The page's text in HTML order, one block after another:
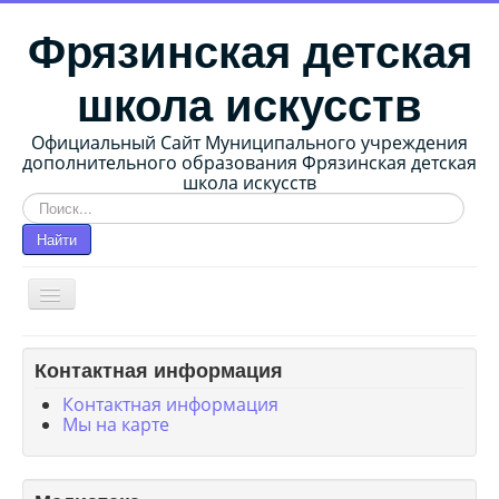
Фрязинская детская
школа искусств
Официальный Сайт Муниципального учреждения
дополнительного образования Фрязинская детская
школа искусств
Искать...
Найти
Главная страница
Сведения об образовательной организации
Методические работы
Контактная информация
Контактная информация
Мы на карте